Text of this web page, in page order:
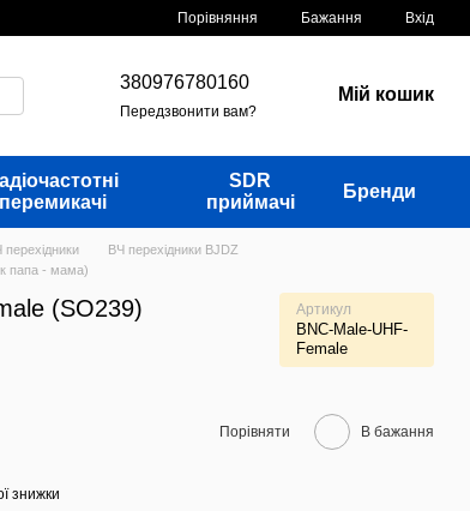
Порівняння Бажання Вхід
380976780160
Передзвонити вам?
Мій кошик
перемикачі
SDR
приймачі
Бренди
перехідники
ВЧ перехідники BJDZ
папа - мама)
(SO239)
Артикул
BNC-Male-UHF-
Female
Порівняти В бажання
знижки